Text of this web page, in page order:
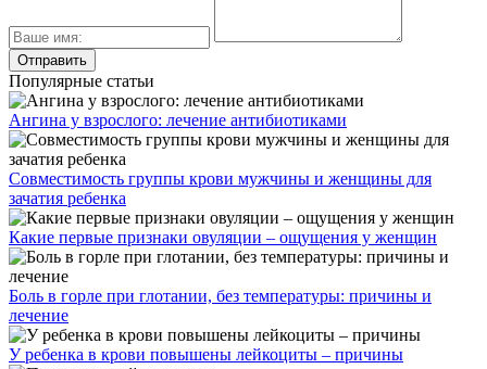
Популярные статьи
Ангина у взрослого: лечение антибиотиками
Совместимость группы крови мужчины и женщины для
зачатия ребенка
Какие первые признаки овуляции – ощущения у женщин
Боль в горле при глотании, без температуры: причины и
лечение
У ребенка в крови повышены лейкоциты – причины